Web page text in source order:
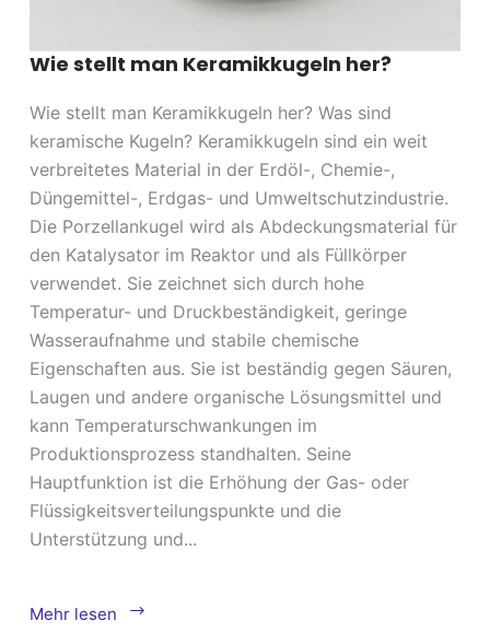
Wie stellt man Keramikkugeln her?
Wie stellt man Keramikkugeln her? Was sind
keramische Kugeln? Keramikkugeln sind ein weit
verbreitetes Material in der Erdöl-, Chemie-,
Düngemittel-, Erdgas- und Umweltschutzindustrie.
Die Porzellankugel wird als Abdeckungsmaterial für
den Katalysator im Reaktor und als Füllkörper
verwendet. Sie zeichnet sich durch hohe
Temperatur- und Druckbeständigkeit, geringe
Wasseraufnahme und stabile chemische
Eigenschaften aus. Sie ist beständig gegen Säuren,
Laugen und andere organische Lösungsmittel und
kann Temperaturschwankungen im
Produktionsprozess standhalten. Seine
Hauptfunktion ist die Erhöhung der Gas- oder
Flüssigkeitsverteilungspunkte und die
Unterstützung und...
Mehr lesen
Wie